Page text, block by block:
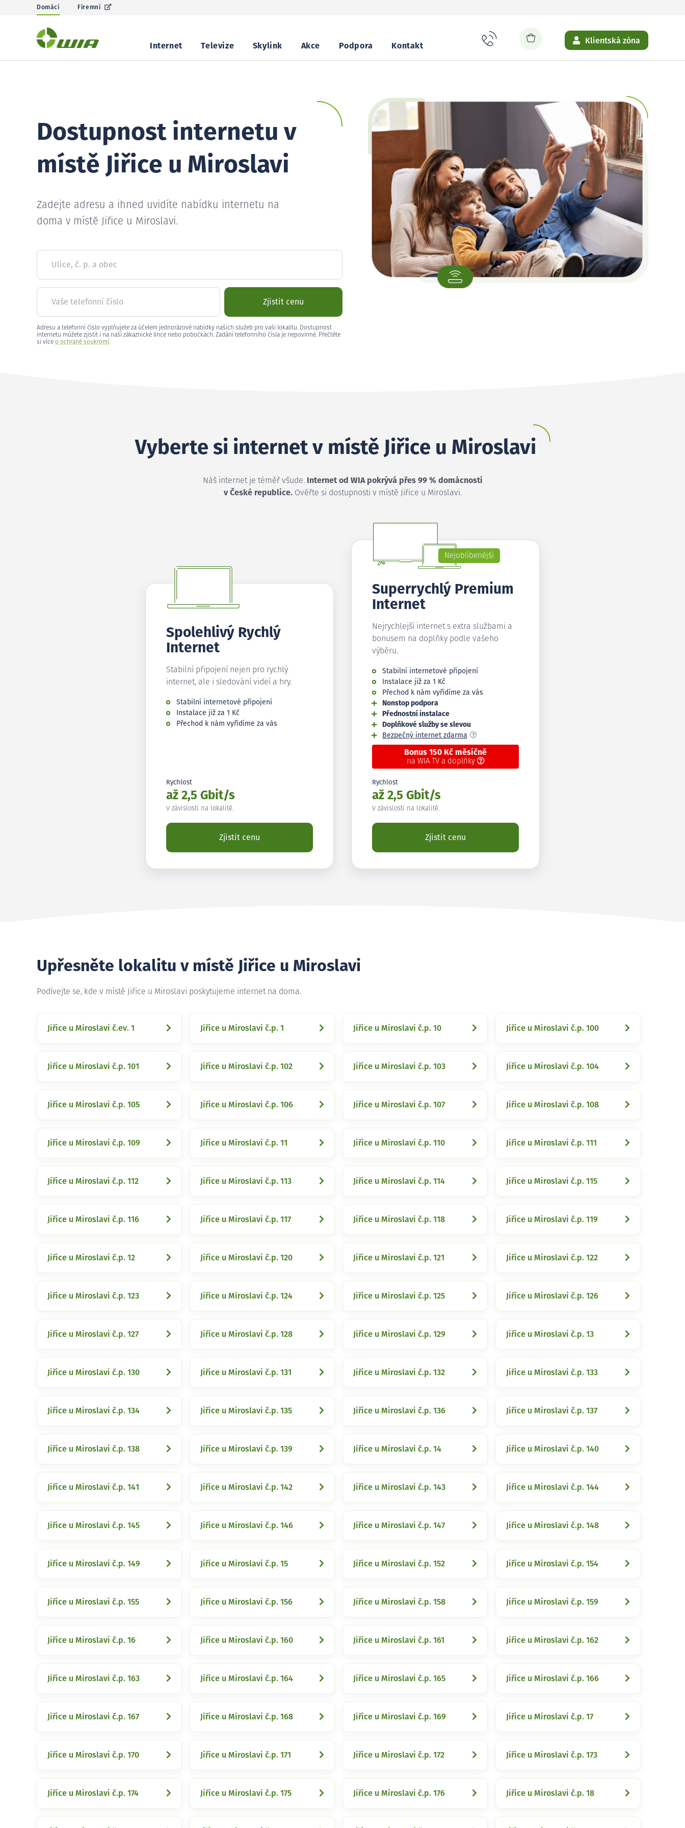
Domácí Firemní
Internet Televize Skylink Akce Podpora Kontakt
Klientská zóna
Dostupnost internetu v
místě Jiřice u Miroslavi
Zadejte adresu a ihned uvidíte nabídku internetu na
doma v místě Jiřice u Miroslavi.
Ulice, č. p. a obec
Vaše telefonní číslo Zjistit cenu
Adresu a telefonní číslo vyplňujete za účelem jednorázové nabídky našich služeb pro vaši lokalitu. Dostupnost
internetu můžete zjistit i na naší zákaznické lince nebo pobočkách. Zadání telefonního čísla je nepovinné. Přečtěte
si více o ochraně soukromí.
Vyberte si internet v místě Jiřice u Miroslavi
Náš internet je téměř všude.
Internet od WIA pokrývá přes 99 % domácností
v České republice.Ověřte si dostupnosti v místě Jiřice u Miroslavi.
Spolehlivý Rychlý
Internet
Stabilní připojení nejen pro rychlý
internet, ale i sledování videí a hry.
Stabilní internetové připojení
Instalace již za 1 Kč
Přechod k nám vyřídíme za vás
Rychlost
až 2,5 Gbit/s
V závislosti na lokalitě.
Zjistit cenu
Nejoblíbenější
Superrychlý Premium
Internet
Nejrychlejší internet s extra službami a
bonusem na doplňky podle vašeho
výběru.
Stabilní internetové připojení
Instalace již za 1 Kč
Přechod k nám vyřídíme za vás
Nonstop podpora
Přednostní instalace
Doplňkové služby se slevou
Bezpečný internet zdarma
Bonus 150 Kč měsíčně
na WIA TV a doplňky
Rychlost
až 2,5 Gbit/s
V závislosti na lokalitě.
Zjistit cenu
Upřesněte lokalitu v místě Jiřice u Miroslavi
Podívejte se, kde v místě Jiřice u Miroslavi poskytujeme internet na doma.
Jiřice u Miroslavi č.ev. 1 Jiřice u Miroslavi č.p. 1 Jiřice u Miroslavi č.p. 10 Jiřice u Miroslavi č.p. 100
Jiřice u Miroslavi č.p. 101 Jiřice u Miroslavi č.p. 102 Jiřice u Miroslavi č.p. 103 Jiřice u Miroslavi č.p. 104
Jiřice u Miroslavi č.p. 105 Jiřice u Miroslavi č.p. 106 Jiřice u Miroslavi č.p. 107 Jiřice u Miroslavi č.p. 108
Jiřice u Miroslavi č.p. 109 Jiřice u Miroslavi č.p. 11 Jiřice u Miroslavi č.p. 110 Jiřice u Miroslavi č.p. 111
Jiřice u Miroslavi č.p. 112 Jiřice u Miroslavi č.p. 113 Jiřice u Miroslavi č.p. 114 Jiřice u Miroslavi č.p. 115
Jiřice u Miroslavi č.p. 116 Jiřice u Miroslavi č.p. 117 Jiřice u Miroslavi č.p. 118 Jiřice u Miroslavi č.p. 119
Jiřice u Miroslavi č.p. 12 Jiřice u Miroslavi č.p. 120 Jiřice u Miroslavi č.p. 121 Jiřice u Miroslavi č.p. 122
Jiřice u Miroslavi č.p. 123 Jiřice u Miroslavi č.p. 124 Jiřice u Miroslavi č.p. 125 Jiřice u Miroslavi č.p. 126
Jiřice u Miroslavi č.p. 127 Jiřice u Miroslavi č.p. 128 Jiřice u Miroslavi č.p. 129 Jiřice u Miroslavi č.p. 13
Jiřice u Miroslavi č.p. 130 Jiřice u Miroslavi č.p. 131 Jiřice u Miroslavi č.p. 132 Jiřice u Miroslavi č.p. 133
Jiřice u Miroslavi č.p. 134 Jiřice u Miroslavi č.p. 135 Jiřice u Miroslavi č.p. 136 Jiřice u Miroslavi č.p. 137
Jiřice u Miroslavi č.p. 138 Jiřice u Miroslavi č.p. 139 Jiřice u Miroslavi č.p. 14 Jiřice u Miroslavi č.p. 140
Jiřice u Miroslavi č.p. 141 Jiřice u Miroslavi č.p. 142 Jiřice u Miroslavi č.p. 143 Jiřice u Miroslavi č.p. 144
Jiřice u Miroslavi č.p. 145 Jiřice u Miroslavi č.p. 146 Jiřice u Miroslavi č.p. 147 Jiřice u Miroslavi č.p. 148
Jiřice u Miroslavi č.p. 149 Jiřice u Miroslavi č.p. 15 Jiřice u Miroslavi č.p. 152 Jiřice u Miroslavi č.p. 154
Jiřice u Miroslavi č.p. 155 Jiřice u Miroslavi č.p. 156 Jiřice u Miroslavi č.p. 158 Jiřice u Miroslavi č.p. 159
Jiřice u Miroslavi č.p. 16 Jiřice u Miroslavi č.p. 160 Jiřice u Miroslavi č.p. 161 Jiřice u Miroslavi č.p. 162
Jiřice u Miroslavi č.p. 163 Jiřice u Miroslavi č.p. 164 Jiřice u Miroslavi č.p. 165 Jiřice u Miroslavi č.p. 166
Jiřice u Miroslavi č.p. 167 Jiřice u Miroslavi č.p. 168 Jiřice u Miroslavi č.p. 169 Jiřice u Miroslavi č.p. 17
Jiřice u Miroslavi č.p. 170 Jiřice u Miroslavi č.p. 171 Jiřice u Miroslavi č.p. 172 Jiřice u Miroslavi č.p. 173
Jiřice u Miroslavi č.p. 174 Jiřice u Miroslavi č.p. 175 Jiřice u Miroslavi č.p. 176 Jiřice u Miroslavi č.p. 18